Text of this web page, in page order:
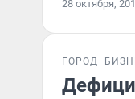
28 октября,
ГОРОД